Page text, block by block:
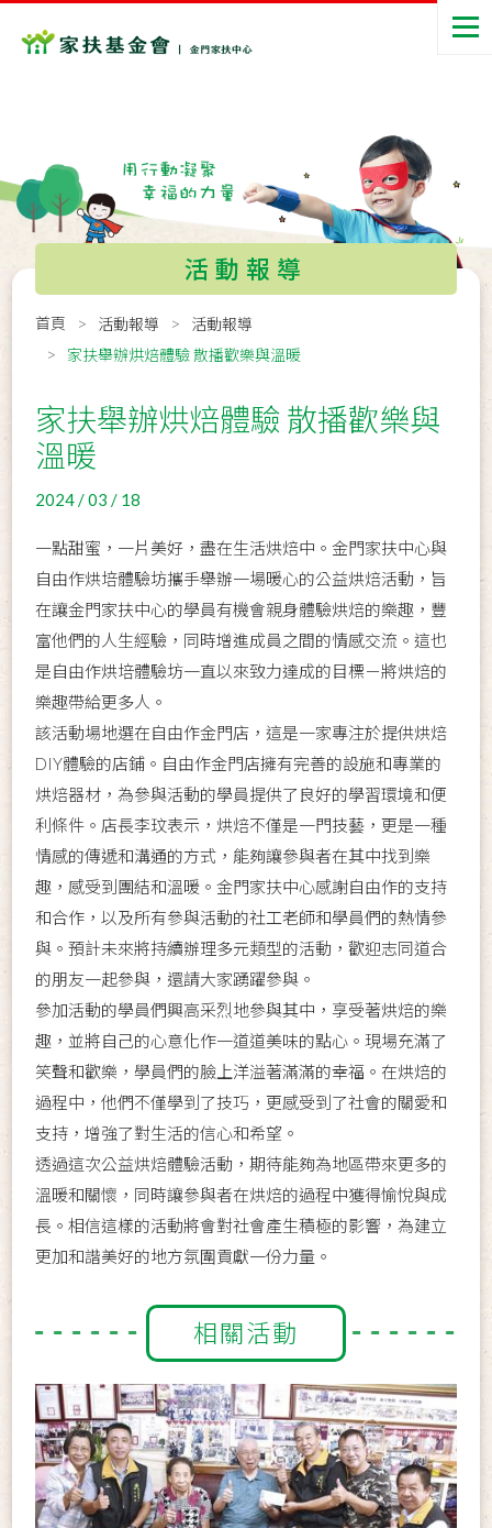
活動報導
首頁 活動報導
活動報導
家扶舉辦烘焙體驗 散播歡樂與溫暖
家扶舉辦烘焙體驗 散播歡樂與
溫暖
2024 / 03 / 18
一點甜蜜，一片美好，盡在生活烘焙中。金門家扶中心與
自由作烘培體驗坊攜手舉辦一場暖心的公益烘焙活動，旨
在讓金門家扶中心的學員有機會親身體驗烘焙的樂趣，豐
富他們的人生經驗，同時增進成員之間的情感交流。這也
是自由作烘培體驗坊一直以來致力達成的目標－將烘焙的
樂趣帶給更多人。
該活動場地選在自由作金門店，這是一家專注於提供烘焙
DIY體驗的店鋪。自由作金門店擁有完善的設施和專業的
烘焙器材，為參與活動的學員提供了良好的學習環境和便
利條件。店長李玟表示，烘焙不僅是一門技藝，更是一種
情感的傳遞和溝通的方式，能夠讓參與者在其中找到樂
趣，感受到團結和溫暖。金門家扶中心感謝自由作的支持
和合作，以及所有參與活動的社工老師和學員們的熱情參
與。預計未來將持續辦理多元類型的活動，歡迎志同道合
的朋友一起參與，還請大家踴躍參與。
參加活動的學員們興高采烈地參與其中，享受著烘焙的樂
趣，並將自己的心意化作一道道美味的點心。現場充滿了
笑聲和歡樂，學員們的臉上洋溢著滿滿的幸福。在烘焙的
過程中，他們不僅學到了技巧，更感受到了社會的關愛和
支持，增強了對生活的信心和希望。
透過這次公益烘焙體驗活動，期待能夠為地區帶來更多的
溫暖和關懷，同時讓參與者在烘焙的過程中獲得愉悅與成
長。相信這樣的活動將會對社會產生積極的影響，為建立
更加和諧美好的地方氛圍貢獻一份力量。
相關活動